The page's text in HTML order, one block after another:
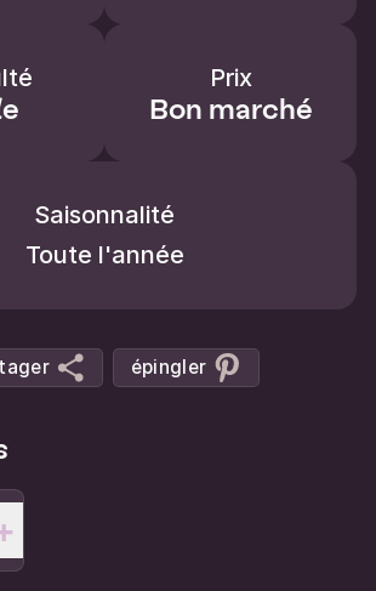
Prix
Bon marché
Saisonnalité
Toute l'année
épingler